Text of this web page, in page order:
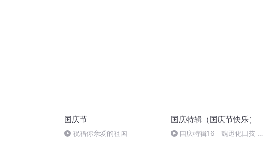
国庆节
祝福你亲爱的祖国
国庆特辑（国庆节快乐）
国庆特辑16：魏迅化口技 二